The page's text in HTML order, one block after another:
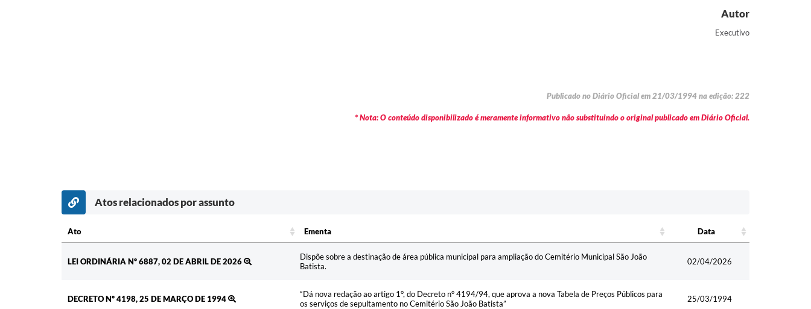
Autor
Executivo
Publicado no Diário Oficial em 21/03/1994 na edição: 222
* Nota: O conteúdo disponibilizado é meramente informativo não substituindo o original publicado em Diário Oficial.
Atos relacionados por assunto
Ato Ementa
Data
LEI ORDINÁRIA Nº 6887, 02 DE ABRIL DE 2026
Dispõe sobre a destinação de área pública municipal para ampliação do Cemitério Municipal São João
Batista.
02/04/2026
DECRETO Nº 4198, 25 DE MARÇO DE 1994
“Dá nova redação ao artigo 1°, do Decreto n° 4194/94, que aprova a nova Tabela de Preços Públicos para
os serviços de sepultamento no Cemitério São João Batista”
25/03/1994